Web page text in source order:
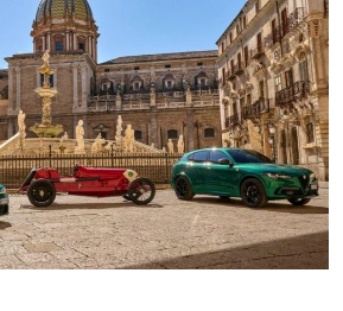
Agente Inteligente